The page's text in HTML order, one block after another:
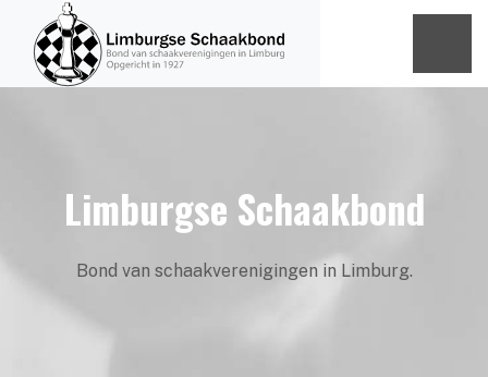
Limburgse Schaakbond
Bond van schaakverenigingen in Limburg.